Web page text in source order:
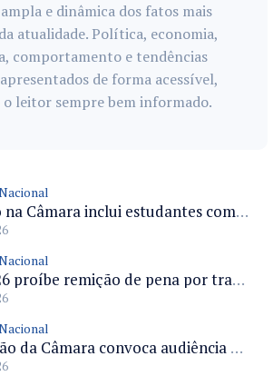
e dinâmica dos fatos mais
atualidade. Política, economia,
comportamento e tendências
de forma acessível,
leitor sempre bem informado.
Projeto na Câmara inclui estudantes com deficiência no regime escolar especial da LDB e estabelece critérios para frequência
PL 82/26 proíbe remição de pena por trabalho em funções militares para condenados por crimes contra o Estado Democrático de Direito
Comissão da Câmara convoca audiência para discutir misoginia nas escolas e universidades após divulgação de listas misóginas